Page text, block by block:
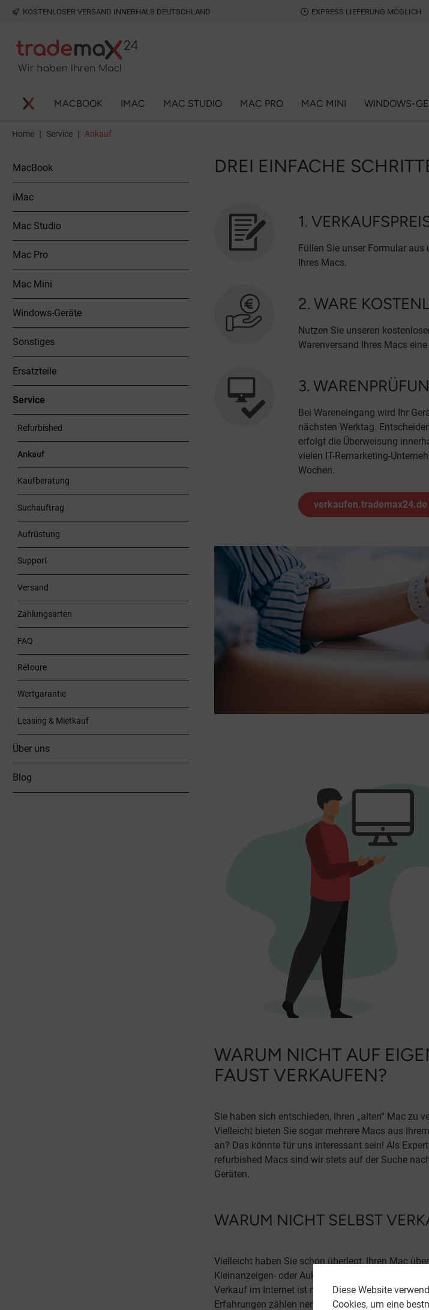
Zur Hauptnavigation springen
KOSTENLOSER VERSAND INNERHALB DEUTSCHLAND EXPRESS LIEFERUNG MÖGLICH
MACBOOK IMAC MAC STUDIO MAC PRO MAC MINI WINDOWS-
Home | Service | Ankauf
MacBook
iMac
Mac Studio
Mac Pro
Mac Mini
Windows-Geräte
Sonstiges
Ersatzteile
Service
Refurbished
Ankauf
Kaufberatung
Suchauftrag
Aufrüstung
Support
Versand
Zahlungsarten
FAQ
Retoure
Wertgarantie
Leasing & Mietkauf
Über uns
Blog
DREI EINFACHE
1.
Füllen Sie unser Formular
Ihres Macs.
2. WARE
Nutzen Sie unseren
Warenversand Ihres Macs
3.
Bei Wareneingang wird Ihr
nächsten Werktag.
erfolgt die Überweisung
vielen IT-Remarketing-
Wochen.
verkaufen.trademax24.de
WARUM NICHT AUF
FAUST VERKAUFEN?
Sie haben sich entschieden, Ihren „alten“ Mac zu
Vielleicht bieten Sie sogar mehrere Macs aus
an? Das könnte für uns interessant sein! Als
refurbished Macs sind wir stets auf der Suche
Geräten.
WARUM NICHT SELBST
Vielleicht haben Sie schon überlegt, Ihren Mac über
Kleinanzeigen- oder Auktionsportale zu verkaufen.
Verkauf im Internet ist nicht immer seriös. Zu den
Erfahrungen zählen nervige Preisanfragen oder
Diese Website
Cookies, um eine